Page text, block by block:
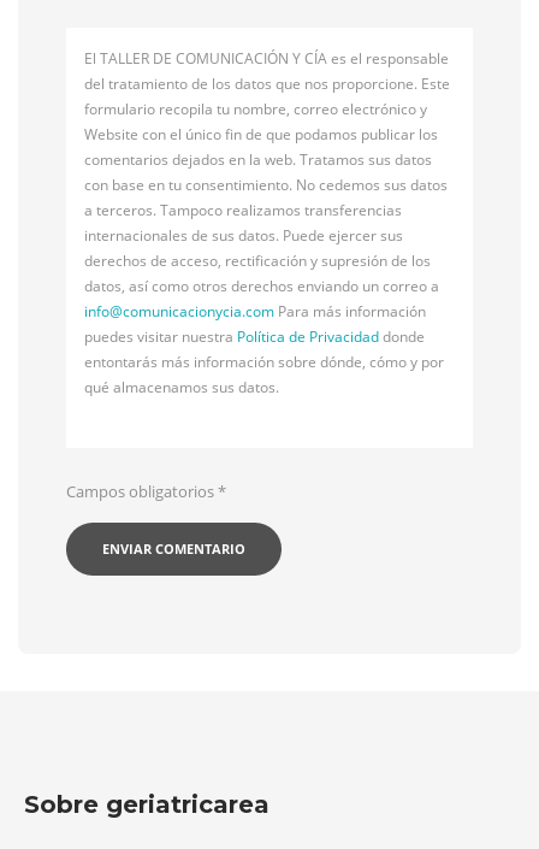
El TALLER DE COMUNICACIÓN Y CÍA es el responsable
del tratamiento de los datos que nos proporcione. Este
formulario recopila tu nombre, correo electrónico y
Website con el único fin de que podamos publicar los
comentarios dejados en la web. Tratamos sus datos
con base en tu consentimiento. No cedemos sus datos
a terceros. Tampoco realizamos transferencias
internacionales de sus datos. Puede ejercer sus
derechos de acceso, rectificación y supresión de los
datos, así como otros derechos enviando un correo a
info@comunicacionycia.com Para más información
puedes visitar nuestra Política de Privacidaddonde
entontarás más información sobre dónde, cómo y por
qué almacenamos sus datos.
Campos obligatorios*
Sobre geriatricarea